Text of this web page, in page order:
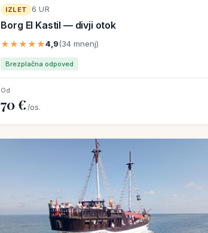
IZLET 6 UR
Borg El Kastil — divji otok
★★★★★4,9(34 mnenj)
Brezplačna odpoved
Od
70 € /os.